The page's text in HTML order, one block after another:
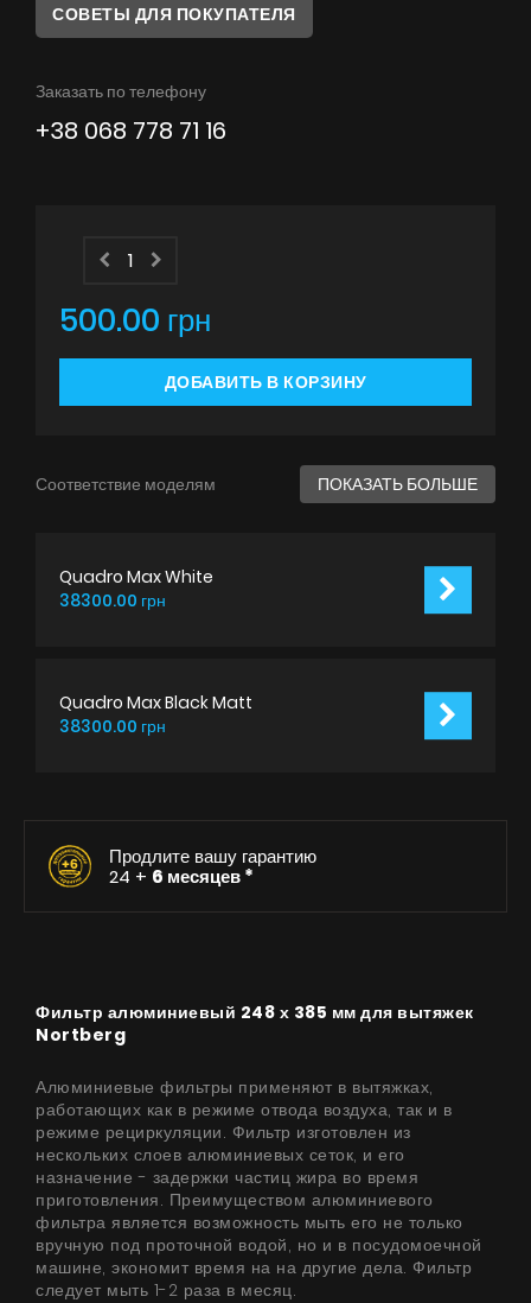
Советы
Инструкции
СОВЕТЫ ДЛЯ ПОКУПАТЕЛЯ
Заказать по телефону
+38 068 778 71 16
500.00 грн
ДОБАВИТЬ В КОРЗИНУ
Соответствие моделям ПОКАЗАТЬ БОЛЬШЕ
Quadro Max White
38300.00 грн
Quadro Max Black Matt
38300.00 грн
Продлите вашу гарантию
24 + 6 месяцев *
Фильтр алюминиевый 248 х 385 мм для вытяжек
Nortberg
Алюминиевые фильтры применяют в вытяжках,
работающих как в режиме отвода воздуха, так и в
режиме рециркуляции. Фильтр изготовлен из
нескольких слоев алюминиевых сеток, и его
назначение - задержки частиц жира во время
приготовления. Преимуществом алюминиевого
фильтра является возможность мыть его не только
вручную под проточной водой, но и в посудомоечной
машине, экономит время на на другие дела. Фильтр
следует мыть 1-2 раза в месяц.